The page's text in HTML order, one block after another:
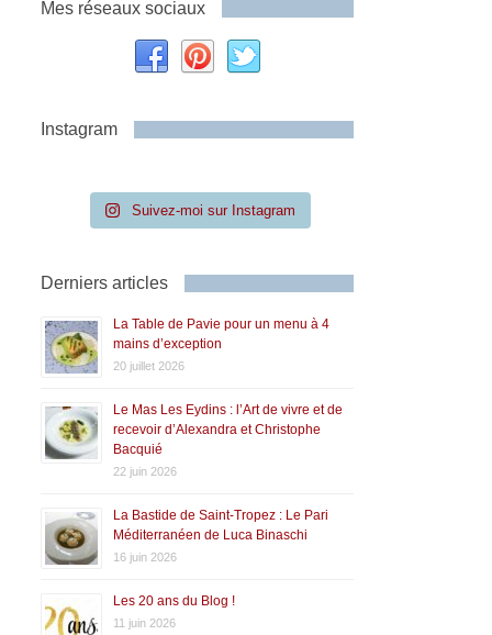
Mes réseaux sociaux
Instagram
Suivez-moi sur Instagram
Derniers articles
La Table de Pavie pour un menu à 4
mains d’exception
20 juillet 2026
Le Mas Les Eydins : l’Art de vivre et de
recevoir d’Alexandra et Christophe
Bacquié
22 juin 2026
La Bastide de Saint-Tropez : Le Pari
Méditerranéen de Luca Binaschi
16 juin 2026
Les 20 ans du Blog !
11 juin 2026